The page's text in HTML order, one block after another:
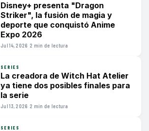
Disney+ presenta "Dragon
Striker", la fusión de magia y
deporte que conquistó Anime
Expo 2026
Jul 14, 2026 ·2 min de lectura
SERIES
La creadora de Witch Hat Atelier
ya tiene dos posibles finales para
la serie
Jul 13, 2026 ·2 min de lectura
SERIES